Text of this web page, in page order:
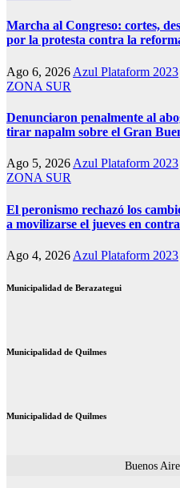
Marcha al Congreso: cortes,
por la protesta contra la
Ago 6, 2026 Azul Plataform 2023
ZONA SUR
Denunciaron penalmente al
tirar napalm sobre el Gran
Ago 5, 2026 Azul Plataform 2023
ZONA SUR
El peronismo rechazó los
a movilizarse el jueves en
Ago 4, 2026 Azul Plataform 2023
Municipalidad de Berazategui
Municipalidad de Quilmes
Municipalidad de Quilmes
Buenos